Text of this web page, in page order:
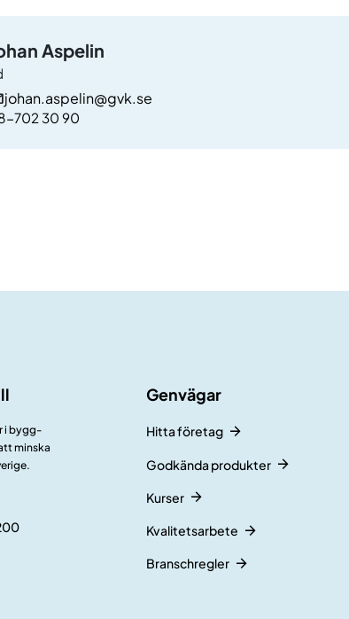
Aspelin
johan.aspelin@gvk.se
702 30 90
i bygg-
minska
Genvägar
Hitta företag
Godkända produkter
Kurser
Kvalitetsarbete
Branschregler